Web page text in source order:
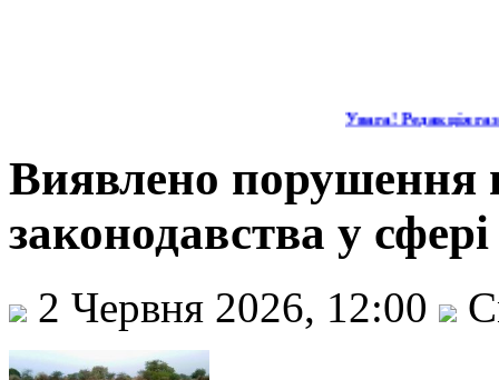
Увага! Редакція
Виявлено порушення
законодавства у
2 Червня 2026, 12:00